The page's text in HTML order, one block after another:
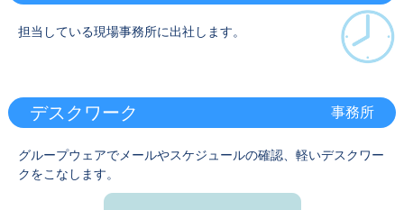
担当している現場事務所に出社します。
デスクワーク 事務所
グループウェアでメールやスケジュールの確認、軽いデスクワー
クをこなします。